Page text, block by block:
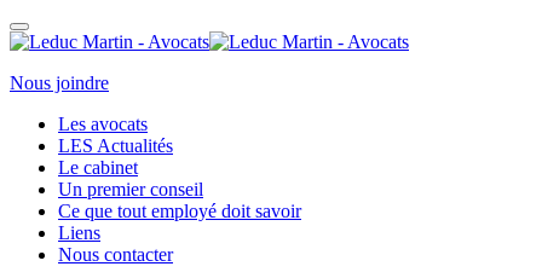
Nous joindre
Les avocats
LES Actualités
Le cabinet
Un premier conseil
Ce que tout employé doit savoir
Liens
Nous contacter